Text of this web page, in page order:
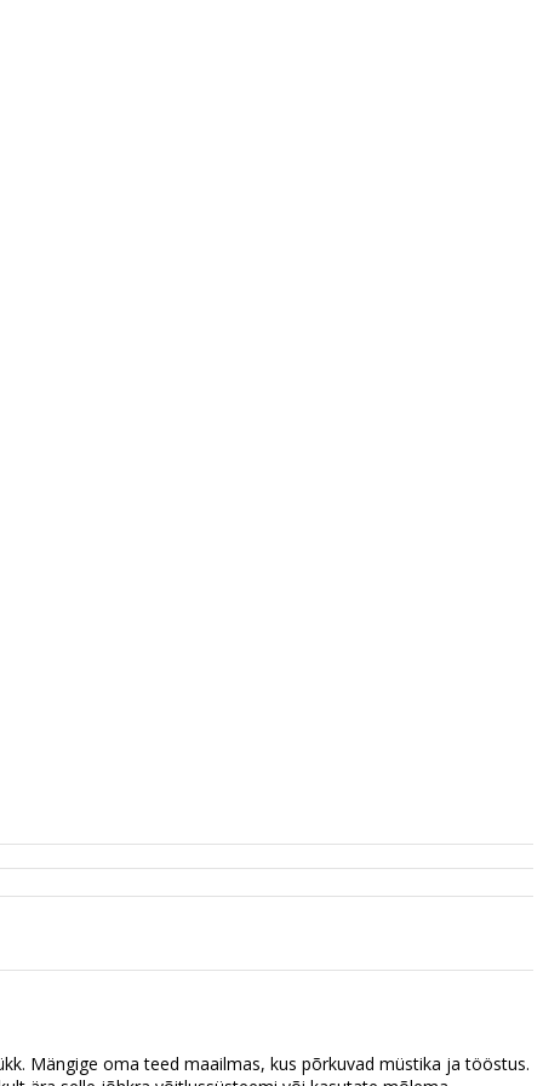
Mängige oma teed maailmas, kus põrkuvad müstika ja tööstus.